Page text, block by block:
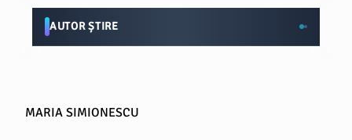
AUTOR ȘTIRE
MARIA SIMIONESCU